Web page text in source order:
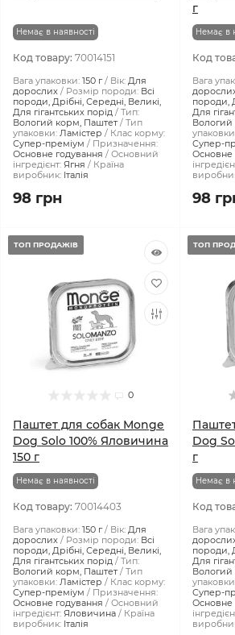
Немає в наявності
Код товару: 70014151
Вага упаковки: 150 г Вік: Для
дорослих
Розмір породи: Всі
породи, Дрібні, Середні, Великі,
Для гігантських порід
Тип:
Вологий корм, Паштет
Тип
упаковки: Ламістер
Клас корму:
Супер-преміум
Призначення:
Основне годування
Основний
інгредієнт: Ягня
Країна
виробник: Італія
98 грн
г
Немає в
Код
Вага
породи,
Для
Вологий
Супер-
Основне
98
ТОП ПРОДАЖІВ
0
Паштет для собак Monge
Dog Solo 100% Яловичина
150 г
Немає в наявності
Код товару: 70014403
Вага упаковки: 150 г Вік: Для
дорослих
Розмір породи: Всі
породи, Дрібні, Середні, Великі,
Для гігантських порід
Тип:
Вологий корм, Паштет
Тип
упаковки: Ламістер
Клас корму:
Супер-преміум
Призначення:
Основне годування
Основний
інгредієнт: Яловичина
Країна
виробник: Італія
ТОП
Dog
г
Немає в
Код
Вага
породи,
Для
Вологий
Супер-
Основне